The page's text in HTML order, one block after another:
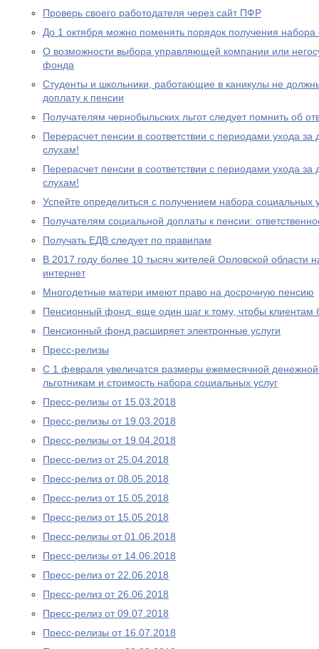
Проверь своего работодателя через сайт ПФР
До 1 октября можно поменять порядок получения набора
О возможности выбора управляющей компании или
фонда
Студенты и школьники, работающие в каникулы не
доплату к пенсии
Получателям чернобыльских льгот следует помнить об
Перерасчет пенсии в соответствии с периодами ухода за
слухам!
Перерасчет пенсии в соответствии с периодами ухода за
слухам!
Успейте определиться с получением набора социальных
Получателям социальной доплаты к пенсии:
Получать ЕДВ следует по правилам
В 2017 году более 10 тысяч жителей Орловской области
интернет
Многодетные матери имеют право на досрочную пенсию
Пенсионный фонд: еще один шаг к тому, чтобы клиентам
Пенсионный фонд расширяет электронные услуги
Пресс-релизы
С 1 февраля увеличатся размеры ежемесячной
льготникам и стоимость набора социальных услуг
Пресс-релизы от 15.03.2018
Пресс-релизы от 19.03.2018
Пресс-релизы от 19.04.2018
Пресс-релиз от 25.04.2018
Пресс-релиз от 08.05.2018
Пресс-релиз от 15.05.2018
Пресс-релиз от 15.05.2018
Пресс-релизы от 01.06.2018
Пресс-релизы от 14.06.2018
Пресс-релиз от 22.06.2018
Пресс-релиз от 26.06.2018
Пресс-релиз от 09.07.2018
Пресс-релизы от 16.07.2018